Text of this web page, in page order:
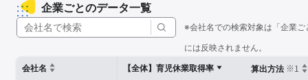
企業ごとのデータ一覧
※会社名での検索対象は「企業
には反映されません。
会社名
【全体】育児休業取得率 算出方法 ※1